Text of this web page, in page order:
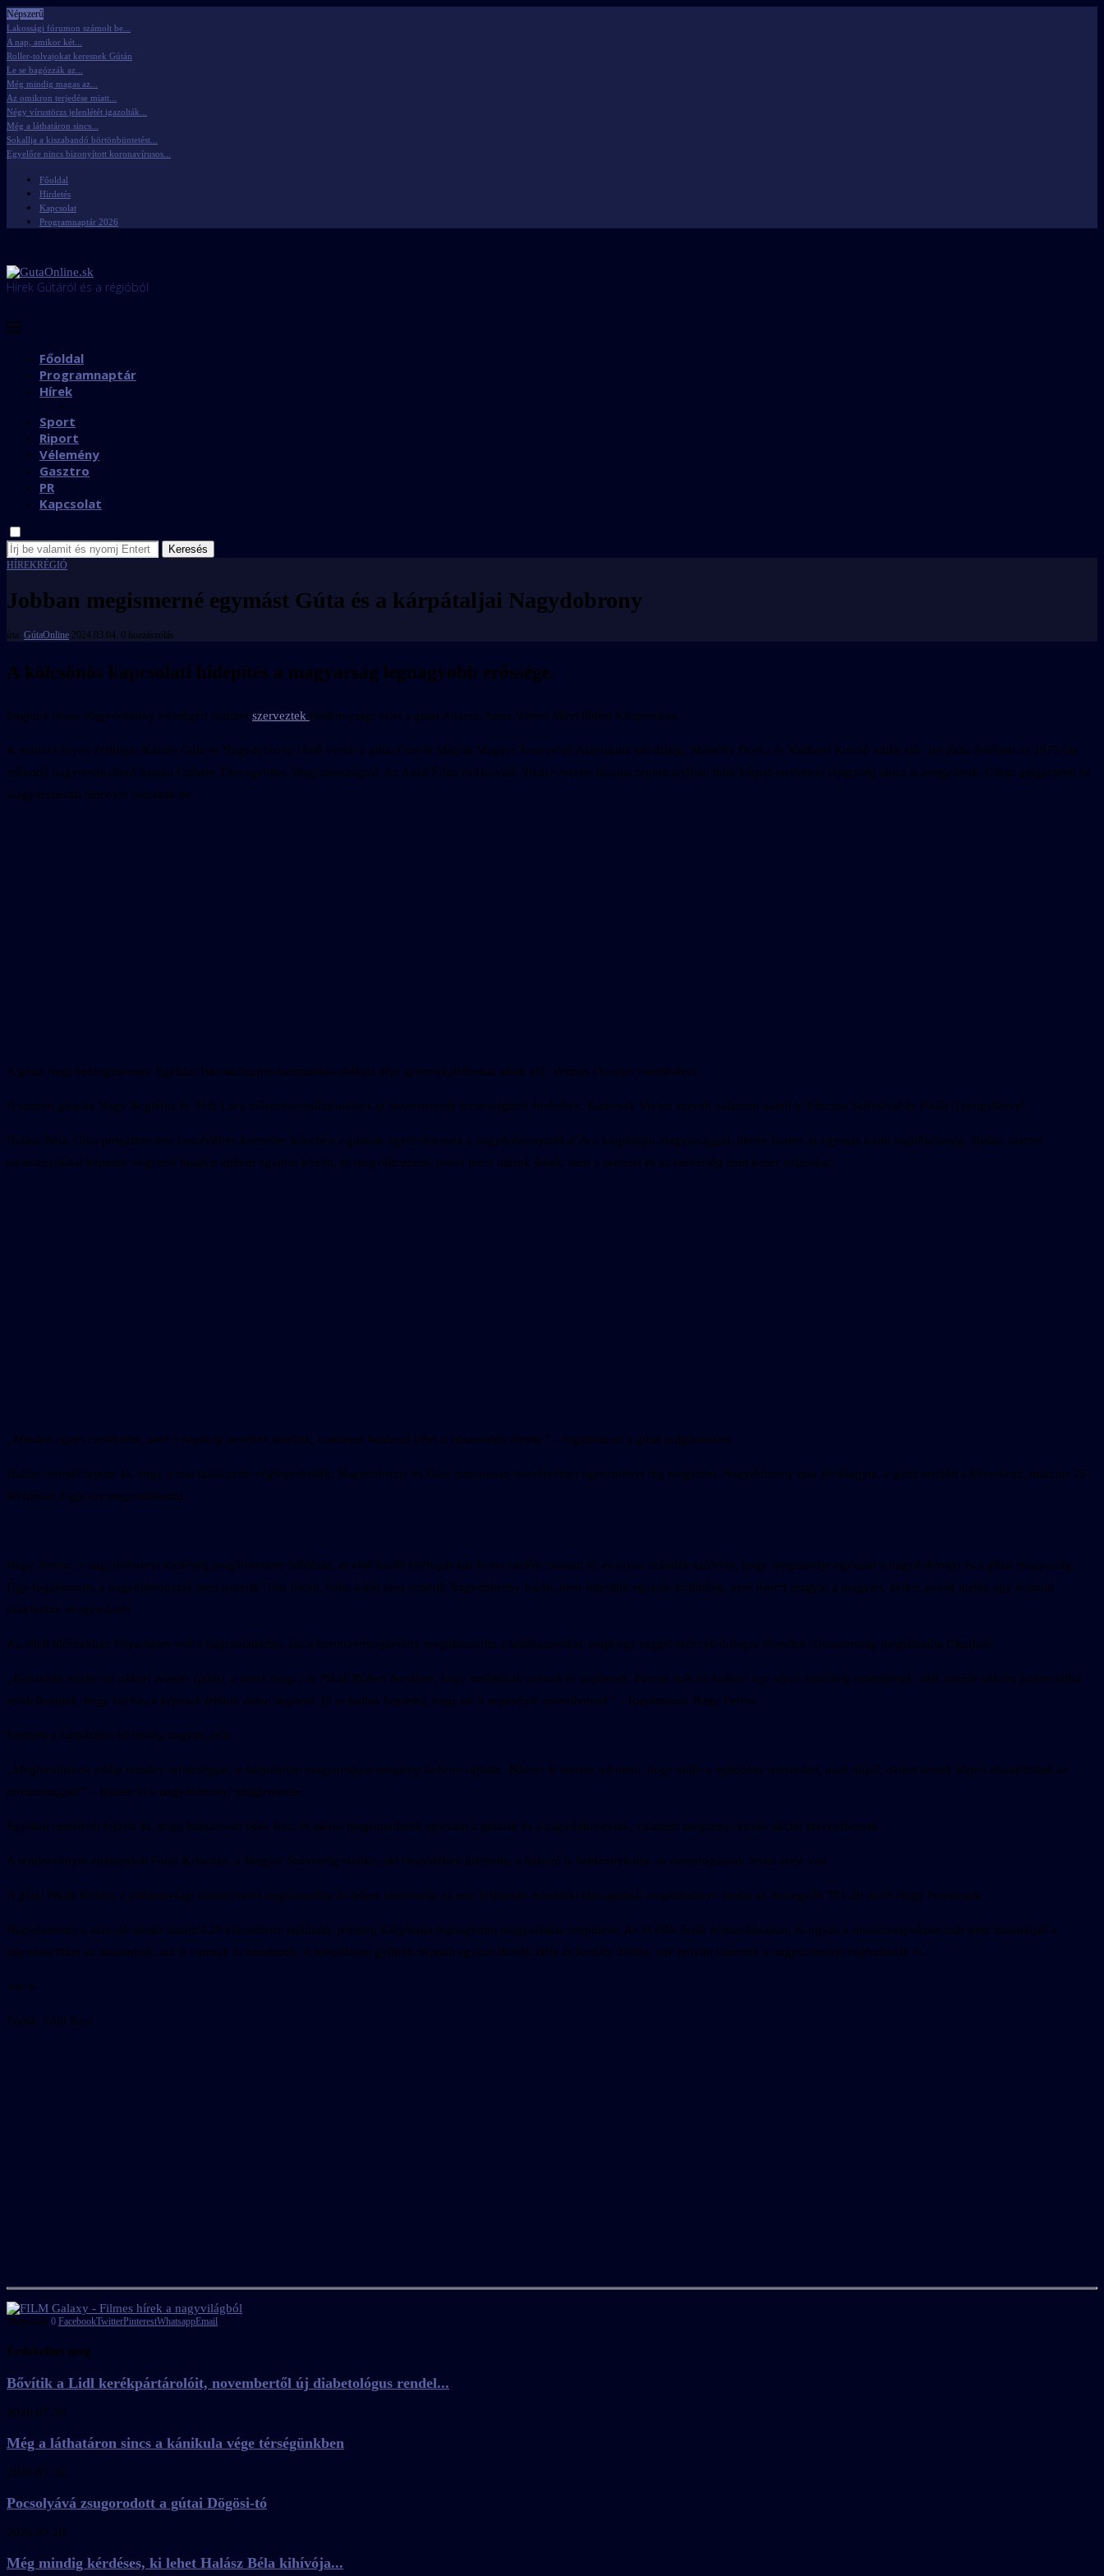
Népszerű
Lakossági fórumon számolt be...
A nap, amikor két...
Roller-tolvajokat keresnek Gútán
Le se bagózzák az...
Még mindig magas az...
Az omikron terjedése miatt...
Négy vírustörzs jelenlétét igazolták...
Még a láthatáron sincs...
Sokallja a kiszabandó börtönbüntetést...
Egyelőre nincs bizonyított koronavírusos...
Főoldal
Hirdetés
Kapcsolat
Programnaptár 2026
Hírek Gútáról és a régióból
Főoldal
Programnaptár
Hírek
Sport
Riport
Vélemény
Gasztro
PR
Kapcsolat
Keresés
HÍREKRÉGIÓ
Jobban megismerné egymást Gúta és a kárpátaljai Nagydobrony
írta: GútaOnline 2024.03.04. 0 hozzászólás
A kölcsönös kapcsolati hídépítés a magyarság legnagyobb erőssége.
Fogjunk össze Nagydobrony községért címmel szerveztek jótékonysági estet a gútai Adamis Anna Városi Művelődési Központban.
A rendezvényen Fellinger Károly Gúta és Nagydobrony című versét a gútai Corvin Mátyás Magyar Tannyelvű Alapiskola két diákja, Melečky Dorka és Vadkerti Kincső adták elő. Továbbá fellépett az 1975 óta
működő hagyományőrző Szadai Czibere Táncegyüttes Magyarországról. Az Antal Édua és Horváth Viktor vezette társulat repertoárjában több kárpát-medencei tájegység tánca is megjelenik. Gútán galgamenti és
magyarszováti táncokat mutattak be.
A gútai Nagyboldogasszony Egyházi Iskolaközpont harmadikos diákjai népi gyermekjátékokat adtak elő, Vermes Orsolya vezetésével.
A szintén gútaiak Nagy Boglárka és Tóth Laca műsorösszeállításukban az összetartozás fontosságáról énekeltek, Kubicsek Vivien szavalt valamint dalolt is Tánczos Szilviával és Pikáli Gyöngyikével.
Halász Béla, Gúta polgármestere beszédében kiemelte: lélekben a gútaiak együtt éreznek a nagydobronyiakkal és a kárpátaljai magyarsággal, illetve fontos az egymás iránti segítőkészség. Halász szerint
adományokkal képesek vagyunk hidakat építeni egymás között, és megváltoztatni, jobbá tenni mások életét, mert a szeretet és az emberség nem ismer határokat.
„Minden egyes cselekedet, amit a segítség nevében teszünk, hatalmas hatással lehet a rászorulók életére” – fogalmazott a gútai polgármester.
Halász örömét fejezte ki, hogy a mai találkozón véglegesítették: Nagydobrony és Gúta hamarosan testvérvárosi egyezményt fog megkötni. Nagydobrony már jóváhagyta, a gútai testület a következő, március 25-
iki ülésen fogja ezt megcselekedni.
Nagy Ferenc, a nagydobronyi kistérség polgármestere felidézte, az első baráti kézfogás hat évvel ezelőtt csattant el, és olyan szándék született, hogy megismerje egymást a nagydobronyi és a gútai magyarság.
Úgy fogalmazott, a nagydobronyiak nem ismerik Gúta lakóit, Gúta lakói nem ismerik Nagydobrony lakóit, nem ismerjük egymás kultúráját, nem ismeri magyar a magyart, akiket annak idején egy határral
szakítottak el egymástól.
Az eltelt időszakban folyamatos volt a kapcsolattartás, ám a koronavírus-járvány megakasztotta a találkozásokat, majd egy reggel szörnyű dologra ébredtek: Oroszország megtámadta Ukrajnát.
„Biztosított minket az akkori vezetés (gútai, a szerk.megj.) és Pikáli Róbert barátom, hogy mellettünk vannak és segítenek. Furcsa volt ezt hallani egy olyan kistérség vezetőjének, akik azelőtt akkora potenciállal
rendelkeztünk, hogy bárkinek képesek lettünk volna segíteni. El se tudtuk képzelni, hogy mi is segítségre szorulhatunk” – fogalmazott Nagy Ferenc.
Szerinte a kárpátaljai közösség nagyon erős.
„Megbirkóztunk eddig minden nehézséggel, a kárpátaljai magyarságot rengeteg balsors sújtotta. Bátran ki merem jelenteni, hogy talán a legtöbbet szenvedett, azok közül, akiket annak idején elszakítottak az
anyaországtól” – fejtette ki a nagydobronyi polgármester.
Egyúttal reményét fejezte ki, hogy hamarosan béke lesz, és akkor megismerhetik egymást a gútaiak és a nagydobronyiak, valamint megannyi közös akciót szervezhetnek.
A rendezvényre ellátogatott Forró Krisztián, a Magyar Szövetség elnöke, aki beszédében kifejtette, a háború is bebizonyította, az összefogásnak óriási ereje van.
A gútai Pikáli Róbert, a jótékonysági összejövetel megálmodója és lelkes szervezője az este folyamán mindenki támogatását megköszönve átadta az összegyűlt 781,20 eurót Nagy Ferencnek.
Nagydobrony a szlovák-ukrán határtól 20 kilométerre található, jelenleg Kárpátalja legnagyobb magyarlakta települése. Az itt élők őrzik népszokásaikat, és ugyan a mindennapokban már nem használják a
népviseletüket az asszonyok, ma is varrnak és hímeznek. A településen gyűjtött népdalt egykor Bartók Béla és Kodály Zoltán, sok helyütt ismertek a nagydobronyi népballadák is.
-vncs-
Fotók: Tóth Enci
Megosztás 0 FacebookTwitterPinterestWhatsappEmail
Érdekelhet még
Bővítik a Lidl kerékpártárolóit, novembertől új diabetológus rendel...
2026.07.30.
Még a láthatáron sincs a kánikula vége térségünkben
2026.07.30.
Pocsolyává zsugorodott a gútai Dögösi-tó
2026.07.28.
Még mindig kérdéses, ki lehet Halász Béla kihívója...